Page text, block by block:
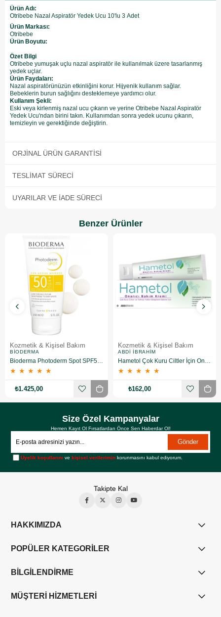
Ürün Adı:
Otribebe Nazal Aspiratör Yedek Ucu 10'lu 3 Adet
Ürün Markası:
Otribebe
Ürün Boyutu:
Özet Bilgi
Otribebe yumuşak uçlu nazal aspiratör ile kullanılmak üzere tasarlanmış
yedek uçlar.
Ürün Faydaları:
Nazal aspiratörünüzün etkinliğini korur. Hijyenik kullanım sağlar.
Bebeklerin burun sağlığını desteklemeye yardımcı olur.
Kullanım Şekli:
Eski veya kirlenmiş nazal ucu çıkarın ve yerine Otribebe Nazal Aspiratör
Yedek Ucu'ndan birini takın. Kullanımdan sonra yedek ucunu çıkarın,
temizleyin ve gerektiğinde değiştirin.
ORJINAL ÜRÜN GARANTISI
TESLIMAT SÜRECI
UYARILAR VE İADE SÜRECI
Benzer Ürünler
Kozmetik & Kişisel Bakım
BIODERMA
★ ★ ★ ★ ★
₺1.425,00
Kozmetik & Kişisel Bakım
ABDI İBRAHIM
★ ★ ★ ★ ★
₺162,00
Size Özel Kampanyalar
Hemen Kayıt Ol Fırsatlardan Önce Sen Haberdar Ol!
Gönder
Üyelik koşullarını vekişisel verilerimin korunmasını kabul ediyorum.
Takipte Kal
HAKKIMIZDA
POPÜLER KATEGORİLER
BİLGİLENDİRME
MÜŞTERİ HİZMETLERİ